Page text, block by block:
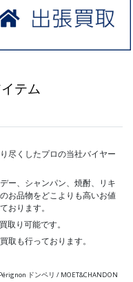
テム
尽くしたプロの当社バイヤー
ー、シャンパン、焼酎、リキ
お品物をどこよりも高いお値
おります。
取り可能です。
取も行っております。
ドンペリ / MOET&CHANDON